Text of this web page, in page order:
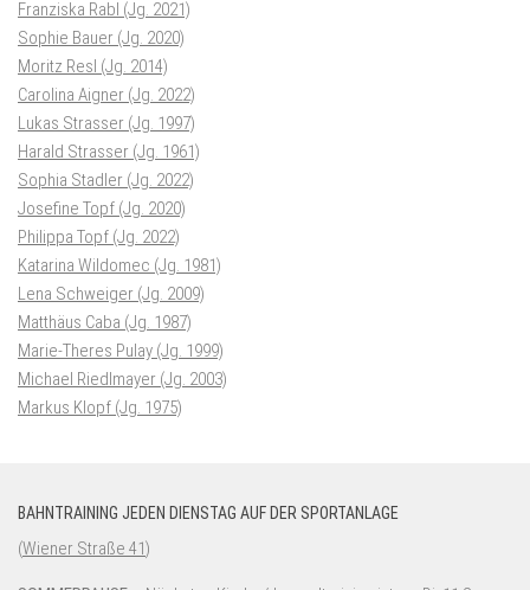
Franziska Rabl (Jg. 2021)
Sophie Bauer (Jg. 2020)
Moritz Resl (Jg. 2014)
Carolina Aigner (Jg. 2022)
Lukas Strasser (Jg. 1997)
Harald Strasser (Jg. 1961)
Sophia Stadler (Jg. 2022)
Josefine Topf (Jg. 2020)
Philippa Topf (Jg. 2022)
Katarina Wildomec (Jg. 1981)
Lena Schweiger (Jg. 2009)
Matthäus Caba (Jg. 1987)
Marie-Theres Pulay (Jg. 1999)
Michael Riedlmayer (Jg. 2003)
Markus Klopf (Jg. 1975)
BAHNTRAINING JEDEN DIENSTAG AUF DER SPORTANLAGE
(Wiener Straße 41)